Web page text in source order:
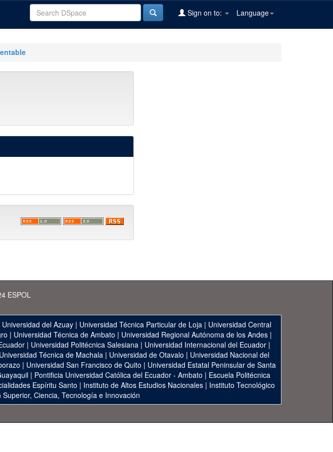
Language
Sign on to:
ESPOL
Universidad del Azuay | Universidad Técnica Particular de Loja | Universidad Central
| Universidad Técnica de Ambato | Universidad Regional Autónoma de los Andes|
| Universidad Politécnica Salesiana| Universidad Internacional del Ecuador|
Universidad Técnica de Machala | Universidad de Otavalo | Universidad Nacional del
| Universidad San Francisco de Quito | Universidad Estatal Peninsular de Santa
| Pontificia Universidad Católica del Ecuador - Ambato | Escuela Politécnica
Espíritu Santo | Instituto de Altos Estudios Nacionales | Instituto Tecnológico
Ciencia, Tecnología e Innovación